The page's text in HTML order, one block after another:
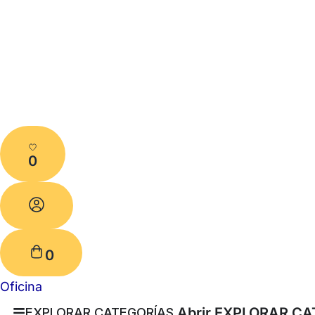
0
0
Oficina